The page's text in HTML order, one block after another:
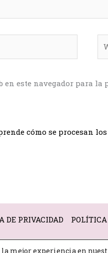
este navegador para la
cómo se procesan
DE PRIVACIDAD POLÍTICA
mejor experiencia en